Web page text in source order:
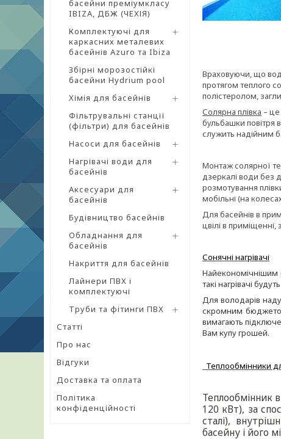
басейни преміумкласу
IBIZA, ДБЖ (ЧЕХІЯ)
Комплектуючі для
каркасних металевих
басейнів Azuro та Ibiza
Збірні морозостійкі
басейни Hydrium pool
Хімія для басейнів
Фільтрувальні станції
(фільтри) для басейнів
Насоси для басейнів
Нагрівачі води для
басейнів
Аксесуари для
басейнів
Будівництво басейнів
Обладнання для
басейнів
Накриття для басейнів
Лайнери ПВХ і
комплектуючі
Труби та фітинги ПВХ
Статті
Про нас
Відгуки
Доставка та оплата
Політика
конфіденційності
Враховуючи, що
протягом теплого
полістеролом,
Солярна плівка –
бульбашки повітря
служить надійним
Монтаж солярної
дзеркалі води без
розмотування
мобільні (на
Для басейнів в
цвілі в приміщенні,
Сонячні нагрівачі
Найекономічнішим
такі нагрівачі
Для володарів
скромним
вимагають
Вам купу грошей.
Теплообмінники
Теплообмінник
120 кВт), за
сталі),
басейну і його